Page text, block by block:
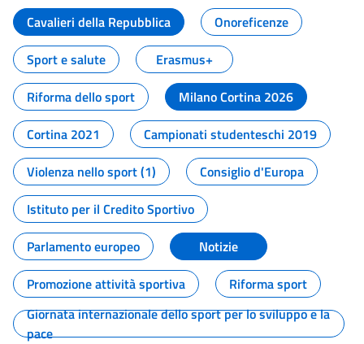
Cavalieri della Repubblica
Onoreficenze
Sport e salute
Erasmus+
Riforma dello sport
Milano Cortina 2026
Cortina 2021
Campionati studenteschi 2019
Violenza nello sport (1)
Consiglio d'Europa
Istituto per il Credito Sportivo
Parlamento europeo
Notizie
Promozione attività sportiva
Riforma sport
Giornata internazionale dello sport per lo sviluppo e la
pace